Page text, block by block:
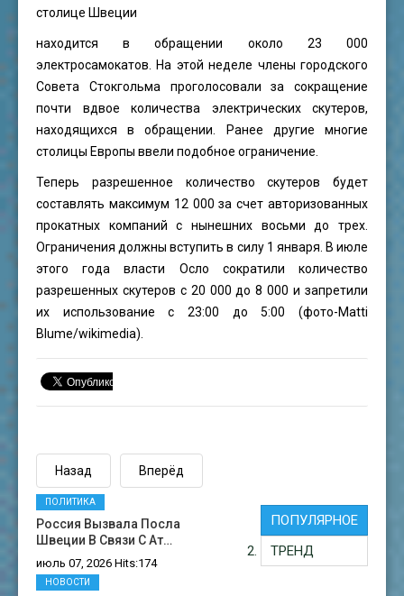
столице Швеции
находится в обращении около 23 000
электросамокатов. На этой неделе члены городского
Совета Стокгольма проголосовали за сокращение
почти вдвое количества электрических скутеров,
находящихся в обращении. Ранее другие многие
столицы Европы ввели подобное ограничение.
Теперь разрешенное количество скутеров будет
составлять максимум 12 000 за счет авторизованных
прокатных компаний с нынешних восьми до трех.
Ограничения должны вступить в силу 1 января. В июле
этого года власти Осло сократили количество
разрешенных скутеров с 20 000 до 8 000 и запретили
их использование с 23:00 до 5:00 (фото-Matti
Blume/wikimedia).
Назад Вперёд
ПОПУЛЯРНОЕ
ТРЕНД
Россия Вызвала Посла
Швеции В Связи С Ат…
июль 07, 2026 Hits:174
ПОЛИТИКА
НОВОСТИ